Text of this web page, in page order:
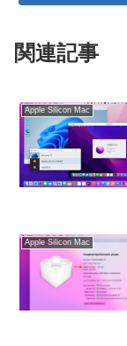
関連記事
Apple Silicon Mac
Apple Silicon Mac